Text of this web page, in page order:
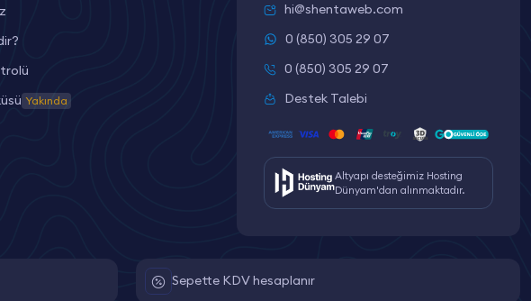
Yakında
hi@shentaweb.com
0 (850) 305 29 07
0 (850) 305 29 07
Destek Talebi
Altyapı desteğimiz Hosting
Dünyam'dan alınmaktadır.
Sepette KDV hesaplanır